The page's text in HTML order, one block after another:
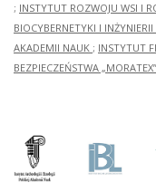
; INSTYTUT ROZWOJU WSI I
BIOCYBERNETYKI I
AKADEMII NAUK ; INSTYTUT
BEZPIECZEŃSTWA „MORATEX”